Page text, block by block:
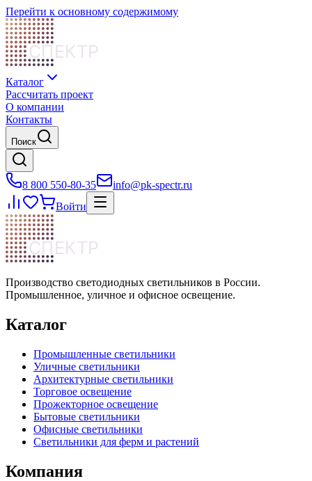
Перейти к основному содержимому
СПЕКТР
Каталог
Рассчитать проект
О компании
Контакты
Поиск
8 800 550-80-35
info@pk-spectr.ru
Войти
СПЕКТР
Производство светодиодных светильников в России.
Промышленное, уличное и офисное освещение.
Каталог
Промышленные светильники
Уличные светильники
Архитектурные светильники
Торговое освещение
Прожекторное освещение
Бытовые светильники
Офисные светильники
Светильники для ферм и растений
Компания